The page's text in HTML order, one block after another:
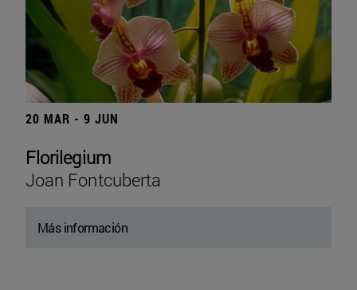
20 MAR - 9 JUN
Florilegium
Joan Fontcuberta
Más información